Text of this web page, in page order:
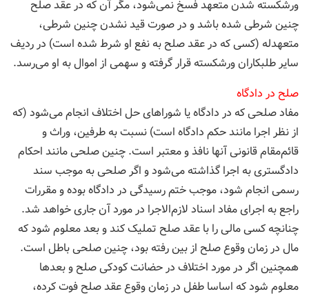
ورشكسته شدن متعهد فسخ نمی‌شود، مگر آن كه در عقد صلح
چنین شرطی شده باشد و در صورت قید نشدن چنین شرطی،
متعهدله (كسی كه در عقد صلح به نفع او شرط شده است) در ردیف
سایر طلبكاران ورشكسته قرار گرفته و سهمی از اموال به او می‌رسد.
صلح در دادگاه
مفاد صلحی كه در دادگاه یا شوراهای حل اختلاف انجام می‌شود (كه
از نظر اجرا مانند حكم دادگاه است) نسبت به طرفین، وراث و
قائم‌مقام قانونی آنها نافذ و معتبر است. چنین صلحی مانند احكام
دادگستری به اجرا گذاشته می‌شود و اگر صلحی به موجب سند
رسمی انجام شود، موجب ختم رسیدگی در دادگاه بوده و مقررات
راجع به اجرای مفاد اسناد لازم‌الاجرا در مورد آن جاری خواهد شد.
چنانچه كسی مالی را با عقد صلح تملیک كند و بعد معلوم شود كه
مال در زمان وقوع صلح از بین رفته بود، چنین صلحی باطل است.
همچنین اگر در مورد اختلاف در حضانت كودكی صلح و بعدها
معلوم شود كه اساسا طفل در زمان وقوع عقد صلح فوت كرده،